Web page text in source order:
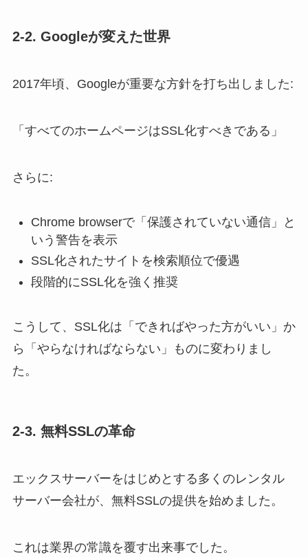
2-2. Googleが変えた世界
2017年頃、Googleが重要な方針を打ち出しました:
「すべてのホームページはSSL化すべきである」
さらに:
Chrome browserで「保護されていない通信」と
いう警告を表示
SSL化されたサイトを検索順位で優遇
段階的にSSL化を強く推奨
こうして、SSL化は「できればやった方がいい」か
ら「やらなければならない」ものに変わりまし
た。
2-3. 無料SSLの革命
エックスサーバーをはじめとする多くのレンタル
サーバー会社が、無料SSLの提供を始めました。
これは業界の常識を覆す出来事でした。